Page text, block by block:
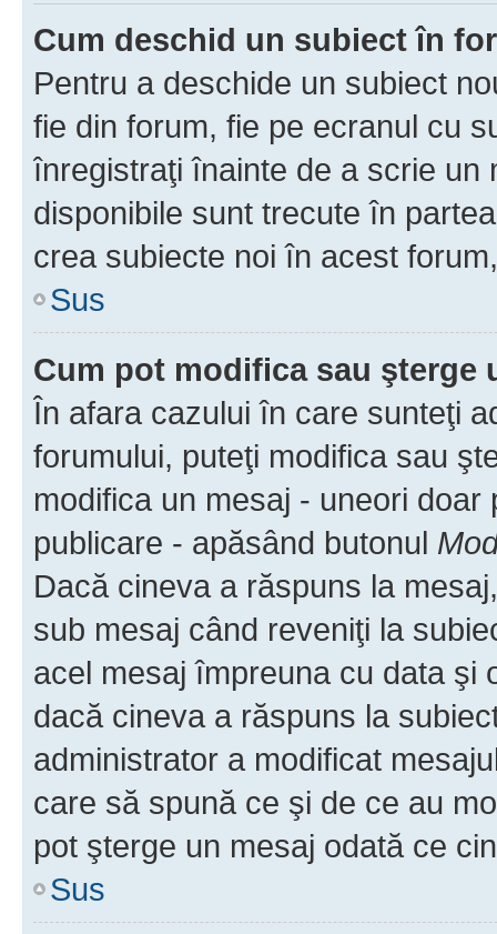
Cum deschid un subiect în
Pentru a deschide un subiect
fie din forum, fie pe ecranul cu
înregistraţi înainte de a scrie un
disponibile sunt trecute în
crea subiecte noi în acest
Sus
Cum pot modifica sau şterge
În afara cazului în care sunteţi
forumului, puteţi modifica sau
modifica un mesaj - uneori
publicare - apăsând butonul
Dacă cineva a răspuns la
sub mesaj când reveniţi la
acel mesaj împreuna cu data şi
dacă cineva a răspuns la
administrator a modificat
care să spună ce şi de ce au
pot şterge un mesaj odată ce
Sus